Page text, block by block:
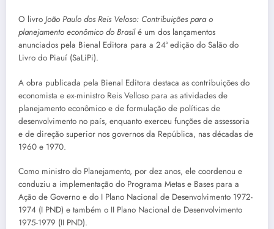
O livro João Paulo dos Reis Veloso: Contribuições para o
planejamento econômico do Brasilé um dos lançamentos
anunciados pela Bienal Editora para a 24ª edição do Salão do
Livro do Piauí (SaLiPi).
A obra publicada pela Bienal Editora destaca as contribuições do
economista e ex-ministro Reis Velloso para as atividades de
planejamento econômico e de formulação de políticas de
desenvolvimento no país, enquanto exerceu funções de assessoria
e de direção superior nos governos da República, nas décadas de
1960 e 1970.
Como ministro do Planejamento, por dez anos, ele coordenou e
conduziu a implementação do Programa Metas e Bases para a
Ação de Governo e do I Plano Nacional de Desenvolvimento 1972-
1974 (I PND) e também o II Plano Nacional de Desenvolvimento
1975-1979 (II PND).